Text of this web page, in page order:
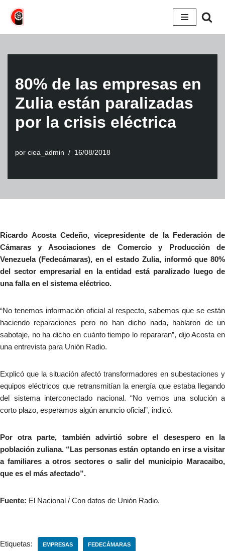
Saltar
80% de las empresas en
Zulia están paralizadas
por la crisis eléctrica
por ciea_admin 16/08/2018
Ricardo Acosta Cedeño, vicepresidente de la Federación de
Cámaras y Asociaciones de Comercio y Producción de
Venezuela (Fedecámaras), en el estado Zulia, informó que 80%
del sector empresarial en la entidad está paralizado luego de
una falla en el sistema eléctrico.
“No tenemos información oficial al respecto, sabemos que se están
haciendo reparaciones pero no han dicho nada, hablaron de un
sabotaje, no ha dicho en cuánto tiempo lo repararan”, dijo Acosta en
una entrevista para Unión Radio.
Explicó que la situación afectó transformadores en subestaciones y
equipos eléctricos que retransmitían la energía que estaba llegando
del sistema interconectado nacional. “No vemos una solución a
corto plazo, esperamos algún anuncio oficial”, indicó.
Por otra parte, también advirtió sobre el desespero en la
población zuliana. “Las personas están optando en irse a visitar
a familiares a otros sectores o salir del municipio Maracaibo,
que es el más afectado”.
Fuente: El Nacional / Con datos de Unión Radio.
Etiquetas: EMPRESAS FEDECÁMARAS